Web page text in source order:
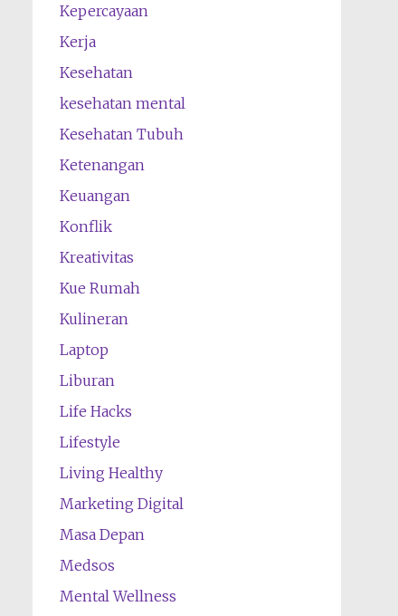
Kepercayaan
Kerja
Kesehatan
kesehatan mental
Kesehatan Tubuh
Ketenangan
Keuangan
Konflik
Kreativitas
Kue Rumah
Kulineran
Laptop
Liburan
Life Hacks
Lifestyle
Living Healthy
Marketing Digital
Masa Depan
Medsos
Mental Wellness